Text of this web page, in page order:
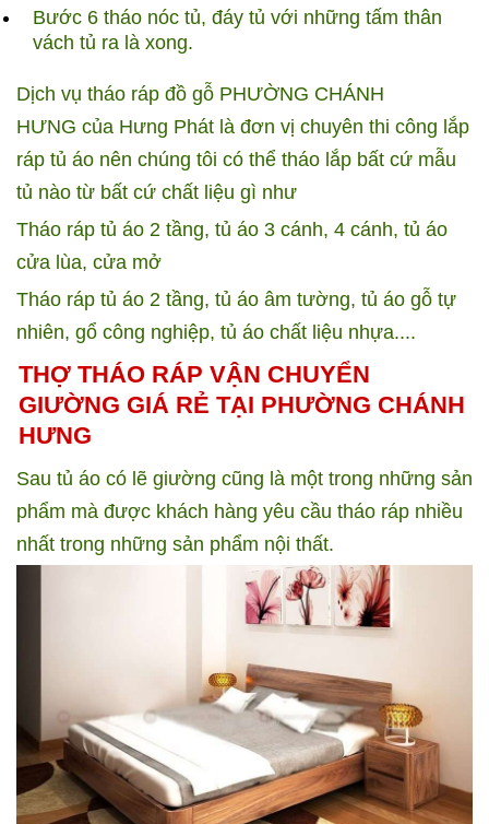
Bước 6 tháo nóc tủ, đáy tủ với những tấm thân
vách tủ ra là xong.
Dịch vụ tháo ráp đồ gỗ PHƯỜNG CHÁNH
HƯNG của Hưng Phát là đơn vị chuyên thi công lắp
ráp tủ áo nên chúng tôi có thể tháo lắp bất cứ mẫu
tủ nào từ bất cứ chất liệu gì như
Tháo ráp tủ áo 2 tầng, tủ áo 3 cánh, 4 cánh, tủ áo
cửa lùa, cửa mở
Tháo ráp tủ áo 2 tầng, tủ áo âm tường, tủ áo gỗ tự
nhiên, gổ công nghiệp, tủ áo chất liệu nhựa....
THỢ THÁO RÁP VẬN CHUYỂN
GIƯỜNG GIÁ RẺ TẠI PHƯỜNG CHÁNH
HƯNG
Sau tủ áo có lẽ giường cũng là một trong những sản
phẩm mà được khách hàng yêu cầu tháo ráp nhiều
nhất trong những sản phẩm nội thất.